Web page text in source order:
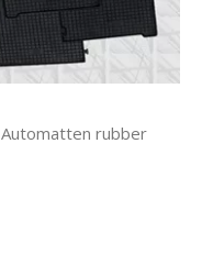
Automatten rubber